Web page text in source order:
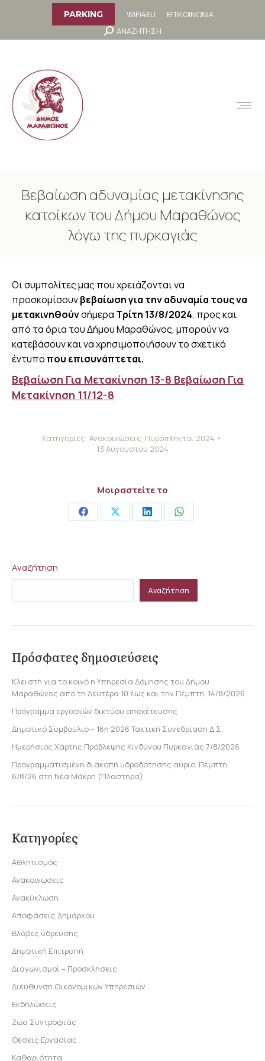
PARKING WiFi4EU
ΕΠΙΚΟΙΝΩΝΙΑ
Search:
ΑΝΑΖΗΤΗΣΗ
Βεβαίωση αδυναμίας μετακίνησης
κατοίκων του Δήμου Μαραθώνος
λόγω της πυρκαγιάς
Οι συμπολίτες μας που χρειάζονται να
προσκομίσουνβεβαίωση για την αδυναμία τους να
μετακινηθούνσήμερα Τρίτη 13/8/2024, προς και
από τα όρια του Δήμου Μαραθώνος, μπορούν να
κατεβάσουν και να χρησιμοποιήσουν το σχετικό
έντυπο που επισυνάπτεται.
Βεβαίωση Για Μετακίνηση 13-8 Βεβαίωση Για
Μετακίνηση 11/12-8
Κατηγορίες: Ανακοινώσεις, Πυρόπληκτοι 2024
13 Αυγούστου 2024
Μοιραστείτε το
Share Share Share Share
Αναζήτηση
Αναζήτηση
Πρόσφατες δημοσιεύσεις
Κλειστή για το κοινό η Υπηρεσία Δόμησης του Δήμου
Μαραθώνος από τη Δευτέρα 10 έως και την Πέμπτη, 14/8/2026
Πρόγραμμα εργασιών δικτύου αποχέτευσης
Δημοτικό Συμβούλιο – 16η 2026 Τακτική Συνεδρίαση Δ.Σ.
Ημερήσιος Χάρτης Πρόβλεψης Κινδύνου Πυρκαγιάς 7/8/2026
Προγραμματισμένη διακοπή υδροδότησης αύριο, Πέμπτη,
6/8/26 στη Νέα Μάκρη (Πλαστήρα)
Κατηγορίες
Αθλητισμός
Ανακοινώσεις
Ανακύκλωση
Αποφάσεις Δημάρχου
Βλάβες ύδρευσης
Δημοτική Επιτροπή
Διαγωνισμοί – Προσκλήσεις
Διεύθυνση Οικονομικών Υπηρεσιών
Εκδηλώσεις
Ζώα Συντροφιάς
Θέσεις Εργασίας
Καθαριότητα